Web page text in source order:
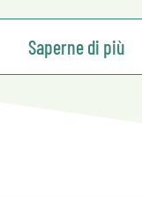
Saperne di più